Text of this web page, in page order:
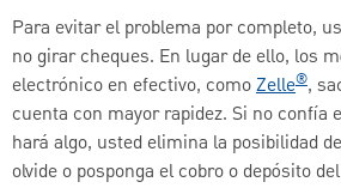
Para evitar el problema por completo,
no girar cheques. En lugar de ello, los
electrónico en efectivo, comoZelle®,
cuenta con mayor rapidez. Si no confía
hará algo, usted elimina la posibilidad
olvide o posponga el cobro o depósito